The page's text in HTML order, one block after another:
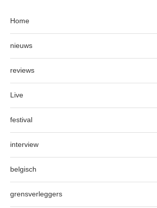
Home
nieuws
reviews
Live
festival
interview
belgisch
grensverleggers